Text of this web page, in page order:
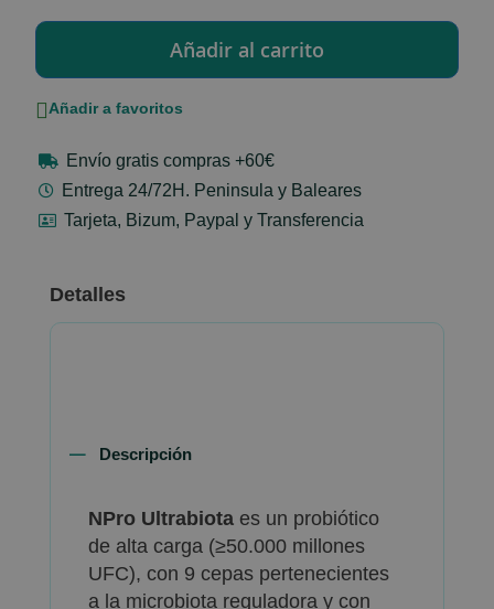
Añadir a favoritos
Envío gratis compras +60€
Entrega 24/72H. Peninsula y Baleares
Tarjeta, Bizum, Paypal y Transferencia
Detalles
Descripción
NPro Ultrabiota es un probiótico
de alta carga (≥50.000 millones
UFC), con 9 cepas pertenecientes
a la microbiota reguladora y con